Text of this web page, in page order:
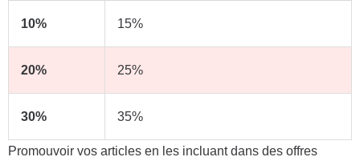
10% 15%
20% 25%
30% 35%
Promouvoir vos articles en les incluant dans des offres